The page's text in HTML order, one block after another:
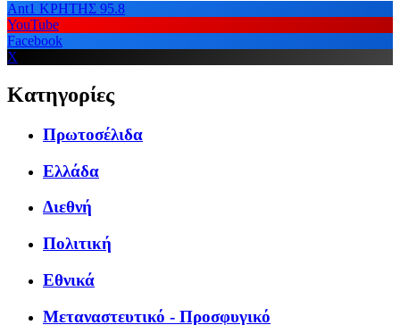
Ant1 ΚΡΗΤΗΣ 95.8
YouTube
Facebook
X
Κατηγορίες
Πρωτοσέλιδα
Ελλάδα
Διεθνή
Πολιτική
Εθνικά
Μεταναστευτικό - Προσφυγικό